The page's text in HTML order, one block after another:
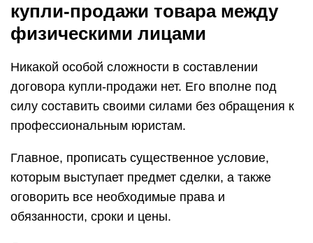
купли-продажи товара между
физическими лицами
Никакой особой сложности в составлении
договора купли-продажи нет. Его вполне под
силу составить своими силами без обращения к
профессиональным юристам.
Главное, прописать существенное условие,
которым выступает предмет сделки, а также
оговорить все необходимые права и
обязанности, сроки и цены.